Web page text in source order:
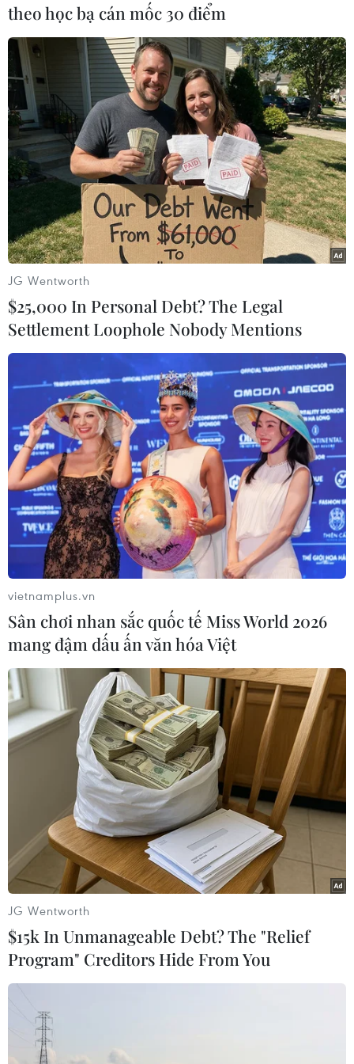
giới đón nhận những số liệu khá trái chiều.
Một mặt, kinh tế Mỹ có những chỉ số không mấy
lạc quan như tốc độ tạo việc làm mới suy giảm,
lĩnh vực chế tạo yếu đi và hoạt động xây dựng
nhà mới vẫn đình trệ.
Mặt khác, hoạt động chi tiêu tại đây vẫn khá
mạnh mẽ, tỷ lệ thất nghiệp dao động quanh
mức thấp kỷ lục và tỷ lệ lạm phát ổn định./.
#Fed tăng lãi suất #Kinh tế Mỹ
#Lãi suất cơ bản
Theo dõi VietnamPlus
TIN LIÊN QUAN
theo học bạ cán mốc 30 điểm
JG Wentworth
$25,000 In Personal Debt? The Legal
Settlement Loophole Nobody Mentions
vietnamplus.vn
Sân chơi nhan sắc quốc tế Miss World 2026
mang đậm dấu ấn văn hóa Việt
JG Wentworth
$15k In Unmanageable Debt? The "Relief
Program" Creditors Hide From You